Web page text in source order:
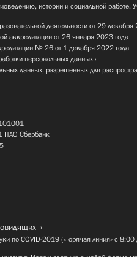
истории и социальной работе.
деятельности от 29
аккредитации от 26 января 2023 года
№ 26 от 1 декабря 2022 года
персональных данных
данных, разрешенных для
Сбербанк
по COVID-2019 («Горячая линия» с